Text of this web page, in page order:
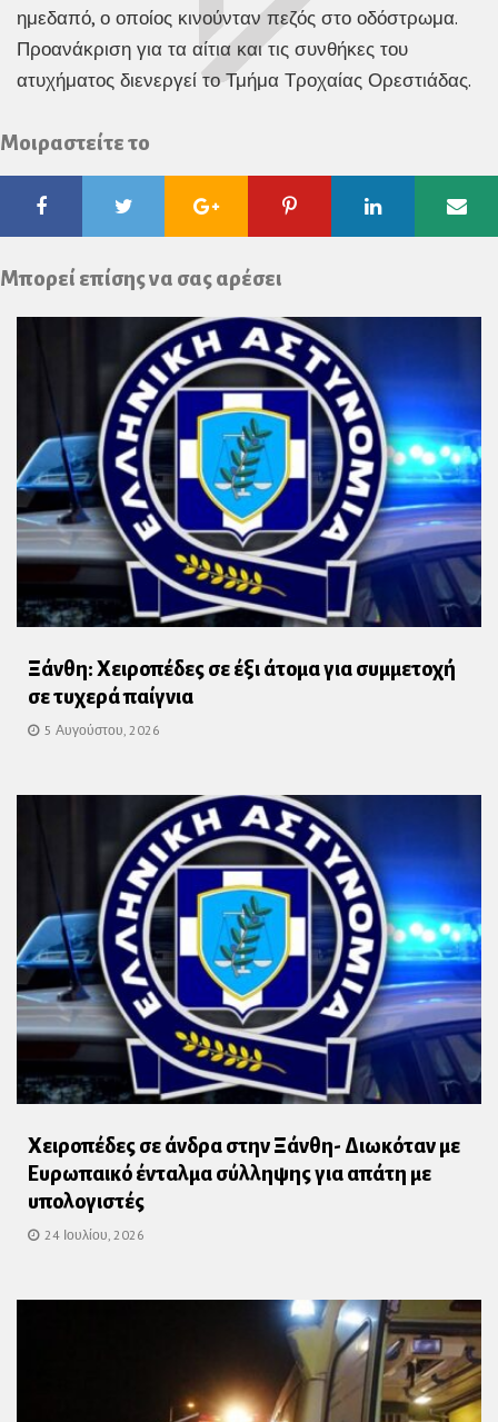
ημεδαπό, ο οποίος κινούνταν πεζός στο οδόστρωμα.
Προανάκριση για τα αίτια και τις συνθήκες του
ατυχήματος διενεργεί το Τμήμα Τροχαίας Ορεστιάδας.
Μοιραστείτε το
FacebookTwitter Google
Plus
Pinterest Linkedin
Μπορεί επίσης να σας αρέσει
Ξάνθη: Χειροπέδες σε έξι άτομα για συμμετοχή
σε τυχερά παίγνια
5 Αυγούστου, 2026
Χειροπέδες σε άνδρα στην Ξάνθη- Διωκόταν με
Ευρωπαικό ένταλμα σύλληψης για απάτη με
υπολογιστές
24 Ιουλίου, 2026